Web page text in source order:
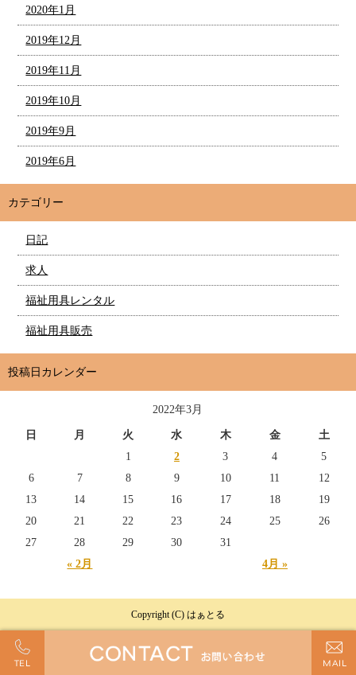
2020年1月
2019年12月
2019年11月
2019年10月
2019年9月
2019年6月
カテゴリー
日記
求人
福祉用具レンタル
福祉用具販売
投稿日カレンダー
2022年3月
日 月 火 水 木 金 土
« 2月 4月 »
1 2 3 4
5
6
7 8 9 10 11
12
13
14 15 16 17 18
19
20
21 22 23 24 25
26
27
28 29 30 31
Copyright (C) はぁとる